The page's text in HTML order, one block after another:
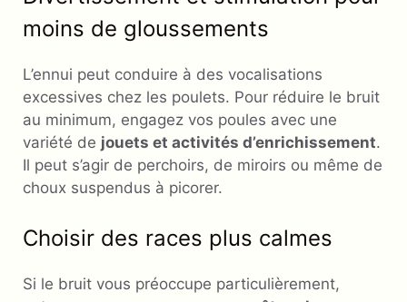
moins de gloussements
L’ennui peut conduire à des vocalisations
excessives chez les poulets. Pour réduire le bruit
au minimum, engagez vos poules avec une
variété de jouets et activités d’enrichissement.
Il peut s’agir de perchoirs, de miroirs ou même de
choux suspendus à picorer.
Choisir des races plus calmes
Si le bruit vous préoccupe particulièrement,